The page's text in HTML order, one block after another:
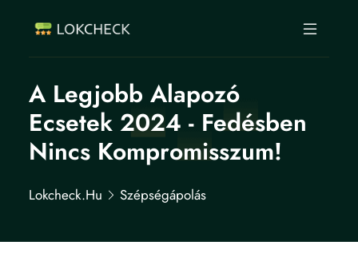
A Legjobb Alapozó
Ecsetek 2024 - Fedésben
Nincs Kompromisszum!
Lokcheck.hu Szépségápolás